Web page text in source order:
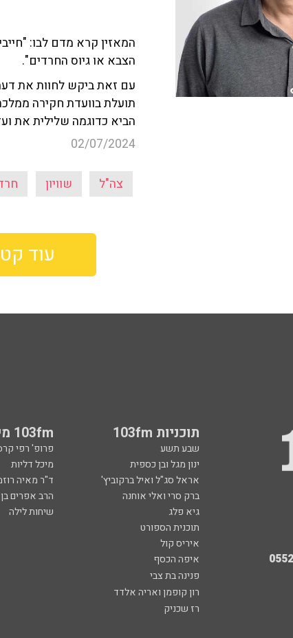
המאזין קרא מדם לבו:
הצבא או גיוס החרדים".
תועלת בוועדת חקירה
הביא כדוגמה שלילית את
02/07/2024
צה"ל שוויון
עוד
תוכניות 103fm 103fm מייעצים
שבע תשע פרופ' רפי
ינון מגל ובן כספית
מיכל דליות
אראל סג"ל ואיל ברקוביץ'
ד"ר מאיה
ברק סרי ואלי אוחנה
הרב אפרים
גיא פלג
שיחות לילה
תוכנית הספורט
איריס קול
איפה הכסף
פנינה בת צבי
רון קופמן ואריה אלדד
רז שכניק